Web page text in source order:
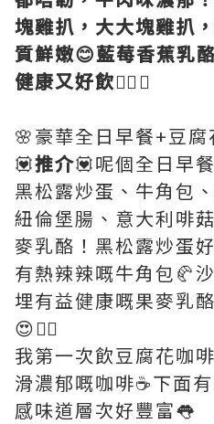
塊雞扒，大大塊雞扒
質鮮嫩😊藍莓香蕉乳
健康又好飲👍🏻🥰
🌸豪華全日早餐+豆腐
💟推介💟呢個全日早
黑松露炒蛋、牛角包
紐倫堡腸、意大利啡
麥乳酪！黑松露炒蛋
有熱辣辣嘅牛角包🥐
埋有益健康嘅果麥乳
😍👍🏻
我第一次飲豆腐花咖
滑濃郁嘅咖啡☕️下面
感味道層次好豐富👅